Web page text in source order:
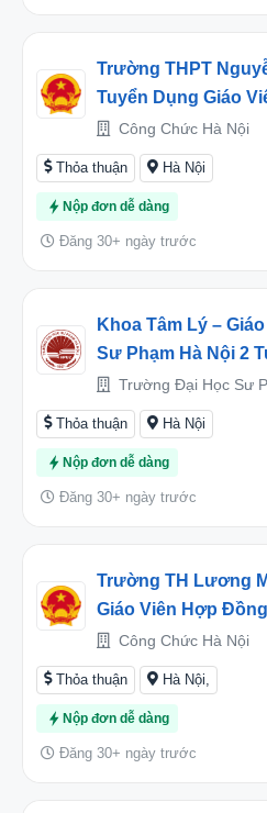
Trường THPT
Tuyển Dụng Giáo
2027Công Chức Hà Nội
Thỏa thuận Hà Nội
Nộp đơn dễ dàng
Đăng 30+ ngày trước
Khoa Tâm Lý –
Sư Phạm Hà Nội 2
Trường Đại Học Sư
Thỏa thuận Hà Nội
Nộp đơn dễ dàng
Đăng 30+ ngày trước
Trường TH Lương
Giáo Viên Hợp
Công Chức Hà Nội
Thỏa thuận Hà Nội,
Nộp đơn dễ dàng
Đăng 30+ ngày trước